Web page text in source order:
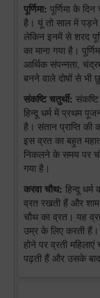
पूर्णिमा: पूर्णिमा के
है। यूं तो साल में पड़ने
लेकिन इनमें से शरद
का माना गया है।
आर्थिक संपन्नता,
बनने वाले दोषों से भी
संकष्टि चतुर्थी:
हिन्दू धर्म में प्रथम
है। संतान प्राप्ति
इस व्रत का बहुत
निकलने के समय पर
गया है।
करवा चौथ: हिन्दू
व्रत रखती हैं और शाम
चौथ का व्रत। यह
उम्र के लिए करती हैं।
होने पर व्रती
पढ़ती हैं और उसके